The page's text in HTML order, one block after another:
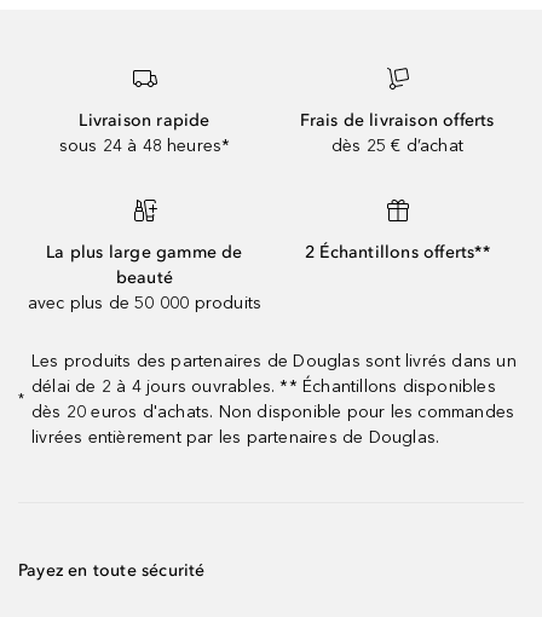
Livraison rapide
sous 24 à 48 heures*
Frais de livraison offerts
dès 25 € d’achat
La plus large gamme de
beauté
avec plus de 50 000 produits
2 Échantillons offerts**
*
Les produits des partenaires de Douglas sont livrés dans un
délai de 2 à 4 jours ouvrables. ** Échantillons disponibles
dès 20 euros d'achats. Non disponible pour les commandes
livrées entièrement par les partenaires de Douglas.
Payez en toute sécurité